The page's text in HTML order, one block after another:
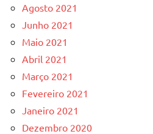
Agosto 2021
Junho 2021
Maio 2021
Abril 2021
Março 2021
Fevereiro 2021
Janeiro 2021
Dezembro 2020